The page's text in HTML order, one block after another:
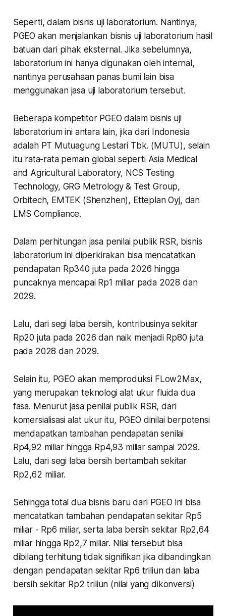
Seperti, dalam bisnis uji laboratorium. Nantinya,
PGEO akan menjalankan bisnis uji laboratorium hasil
batuan dari pihak eksternal. Jika sebelumnya,
laboratorium ini hanya digunakan oleh internal,
nantinya perusahaan panas bumi lain bisa
menggunakan jasa uji laboratorium tersebut.
Beberapa kompetitor PGEO dalam bisnis uji
laboratorium ini antara lain, jika dari Indonesia
adalah PT Mutuagung Lestari Tbk. (MUTU), selain
itu rata-rata pemain global seperti Asia Medical
and Agricultural Laboratory, NCS Testing
Technology, GRG Metrology & Test Group,
Orbitech, EMTEK (Shenzhen), Etteplan Oyj, dan
LMS Compliance.
Dalam perhitungan jasa penilai publik RSR, bisnis
laboratorium ini diperkirakan bisa mencatatkan
pendapatan Rp340 juta pada 2026 hingga
puncaknya mencapai Rp1 miliar pada 2028 dan
2029.
Lalu, dari segi laba bersih, kontribusinya sekitar
Rp20 juta pada 2026 dan naik menjadi Rp80 juta
pada 2028 dan 2029.
Selain itu, PGEO akan memproduksi FLow2Max,
yang merupakan teknologi alat ukur fluida dua
fasa. Menurut jasa penilai publik RSR, dari
komersialisasi alat ukur itu, PGEO dinilai berpotensi
mendapatkan tambahan pendapatan senilai
Rp4,92 miliar hingga Rp4,93 miliar sampai 2029.
Lalu, dari segi laba bersih bertambah sekitar
Rp2,62 miliar.
Sehingga total dua bisnis baru dari PGEO ini bisa
mencatatkan tambahan pendapatan sekitar Rp5
miliar - Rp6 miliar, serta laba bersih sekitar Rp2,64
miliar hingga Rp2,7 miliar. Nilai tersebut bisa
dibilang terhitung tidak signifikan jika dibandingkan
dengan pendapatan sekitar Rp6 triliun dan laba
bersih sekitar Rp2 triliun (nilai yang dikonversi)